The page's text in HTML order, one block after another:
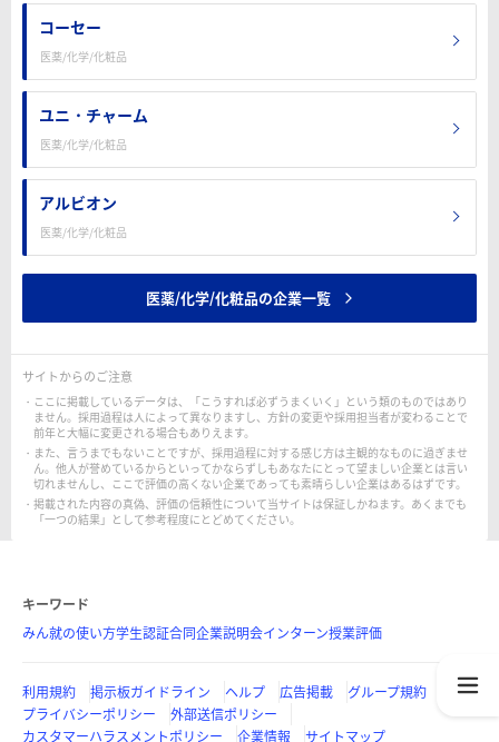
コーセー
医薬/化学/化粧品
ユニ・チャーム
医薬/化学/化粧品
アルビオン
医薬/化学/化粧品
医薬/化学/化粧品の企業一覧
サイトからのご注意
ここに掲載しているデータは、「こうすれば必ずうまくいく」という類のものではあり
ません。採用過程は人によって異なりますし、方針の変更や採用担当者が変わることで
前年と大幅に変更される場合もありえます。
また、言うまでもないことですが、採用過程に対する感じ方は主観的なものに過ぎませ
ん。他人が誉めているからといってかならずしもあなたにとって望ましい企業とは言い
切れませんし、ここで評価の高くない企業であっても素晴らしい企業はあるはずです。
掲載された内容の真偽、評価の信頼性について当サイトは保証しかねます。あくまでも
「一つの結果」として参考程度にとどめてください。
キーワード
みん就の使い方学生認証合同企業説明会インターン授業評価
利用規約 掲示板ガイドライン ヘルプ 広告掲載
グループ規約
プライバシーポリシー
外部送信ポリシー
カスタマーハラスメントポリシー
企業情報 サイトマップ